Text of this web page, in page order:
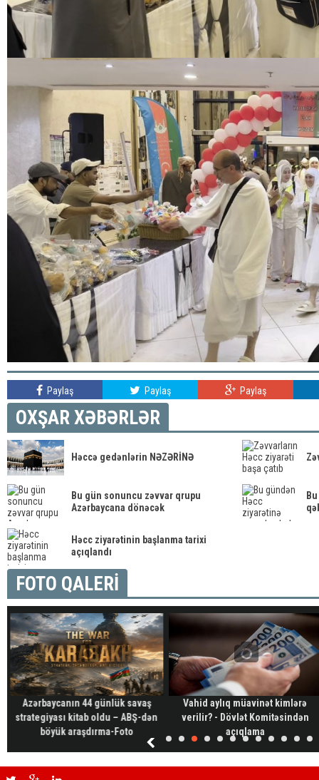
Paylaş Paylaş Paylaş
OXŞAR XƏBƏRLƏR
Həccə gedənlərin NƏZƏRİNƏ
Bu gün sonuncu zəvvar qrupu
Azərbaycana dönəcək
Həcc ziyarətinin başlanma tarixi
açıqlandı
FOTO QALERİ
Azərbaycanın 44 günlük savaş
strategiyası kitab oldu – ABŞ-dən
böyük araşdırma-Foto
Vahid aylıq müavinət kimlərə
verilir? - Dövlət Komitəsindən
açıqlama